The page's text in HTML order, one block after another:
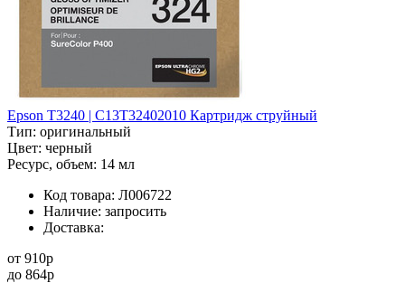
Epson T3240 | C13T32402010 Картридж струйный
Тип: оригинальный
Цвет: черный
Ресурс, объем: 14 мл
Код товара: Л006722
Наличие: запросить
Доставка:
от 910p
до 864p